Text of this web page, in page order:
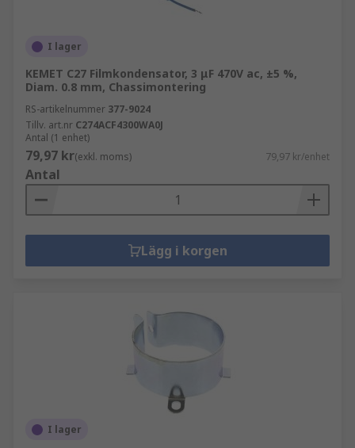
I lager
KEMET C27 Filmkondensator, 3 μF 470V ac, ±5 %,
Diam. 0.8 mm, Chassimontering
RS-artikelnummer 377-9024
Tillv. art.nr C274ACF4300WA0J
Antal (1 enhet)
79,97 kr(exkl. moms) 79,97 kr/enhet
Antal
Lägg i korgen
I lager